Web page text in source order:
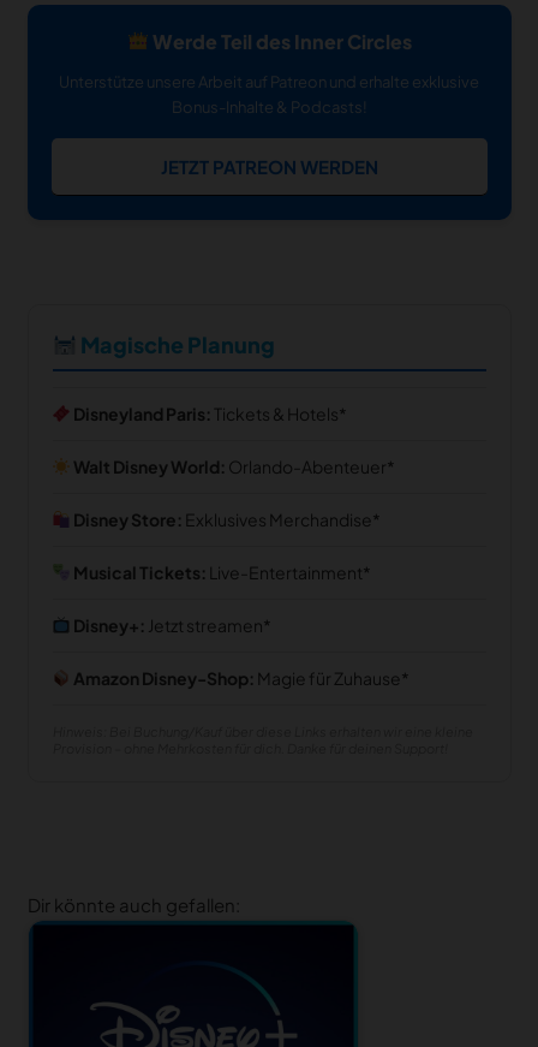
Werde Teil des Inner Circles
Unterstütze unsere Arbeit auf Patreon und erhalte exklusive
Bonus-Inhalte & Podcasts!
JETZT PATREON WERDEN
Magische Planung
Disneyland Paris: Tickets & Hotels
Walt Disney World: Orlando-Abenteuer
Disney Store: Exklusives Merchandise
Musical Tickets: Live-Entertainment
Disney+: Jetzt streamen
Amazon Disney-Shop: Magie für Zuhause
Dir könnte auch gefallen: